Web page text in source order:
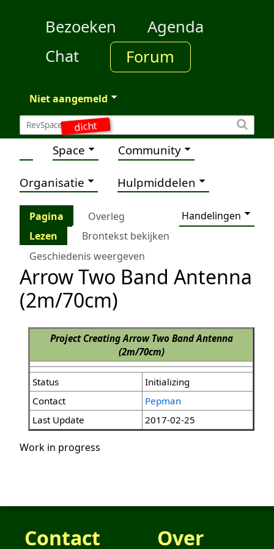
dicht
Bezoeken
Agenda
Chat
Forum
Niet aangemeld
Space Community
Organisatie Hulpmiddelen
Pagina Overleg
Handelingen
Lezen
Brontekst bekijken
Geschiedenis weergeven
Arrow Two Band Antenna
(2m/70cm)
Project Creating Arrow Two Band Antenna
(2m/70cm)
Status
Initializing
Contact
Pepman
Last Update
2017-02-25
Work in progress
Contact Over